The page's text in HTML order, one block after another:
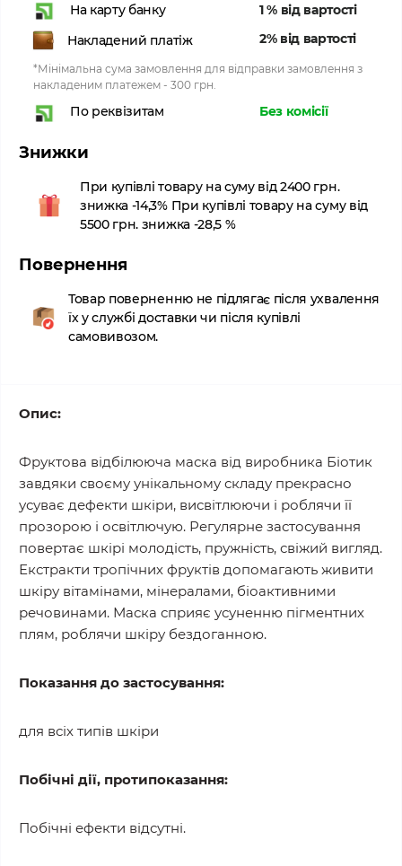
На карту банку
1 % від вартості
Накладений платіж
2% від вартості
*Мінімальна сума замовлення для відправки замовлення з
накладеним платежем - 300 грн.
По реквізитам Без комісії
Знижки
При купівлі товару на суму від 2400 грн.
знижка -14,3% При купівлі товару на суму від
5500 грн. знижка -28,5 %
Повернення
Товар поверненню не підлягає після ухвалення
їх у службі доставки чи після купівлі
самовивозом.
Опис:
Фруктова відбілююча маска від виробника Біотик
завдяки своєму унікальному складу прекрасно
усуває дефекти шкіри, висвітлюючи і роблячи її
прозорою і освітлючую. Регулярне застосування
повертає шкірі молодість, пружність, свіжий вигляд.
Екстракти тропічних фруктів допомагають живити
шкіру вітамінами, мінералами, біоактивними
речовинами. Маска сприяє усуненню пігментних
плям, роблячи шкіру бездоганною.
Показання до застосування:
для всіх типів шкіри
Побічні дії, протипоказання:
Побічні ефекти відсутні.